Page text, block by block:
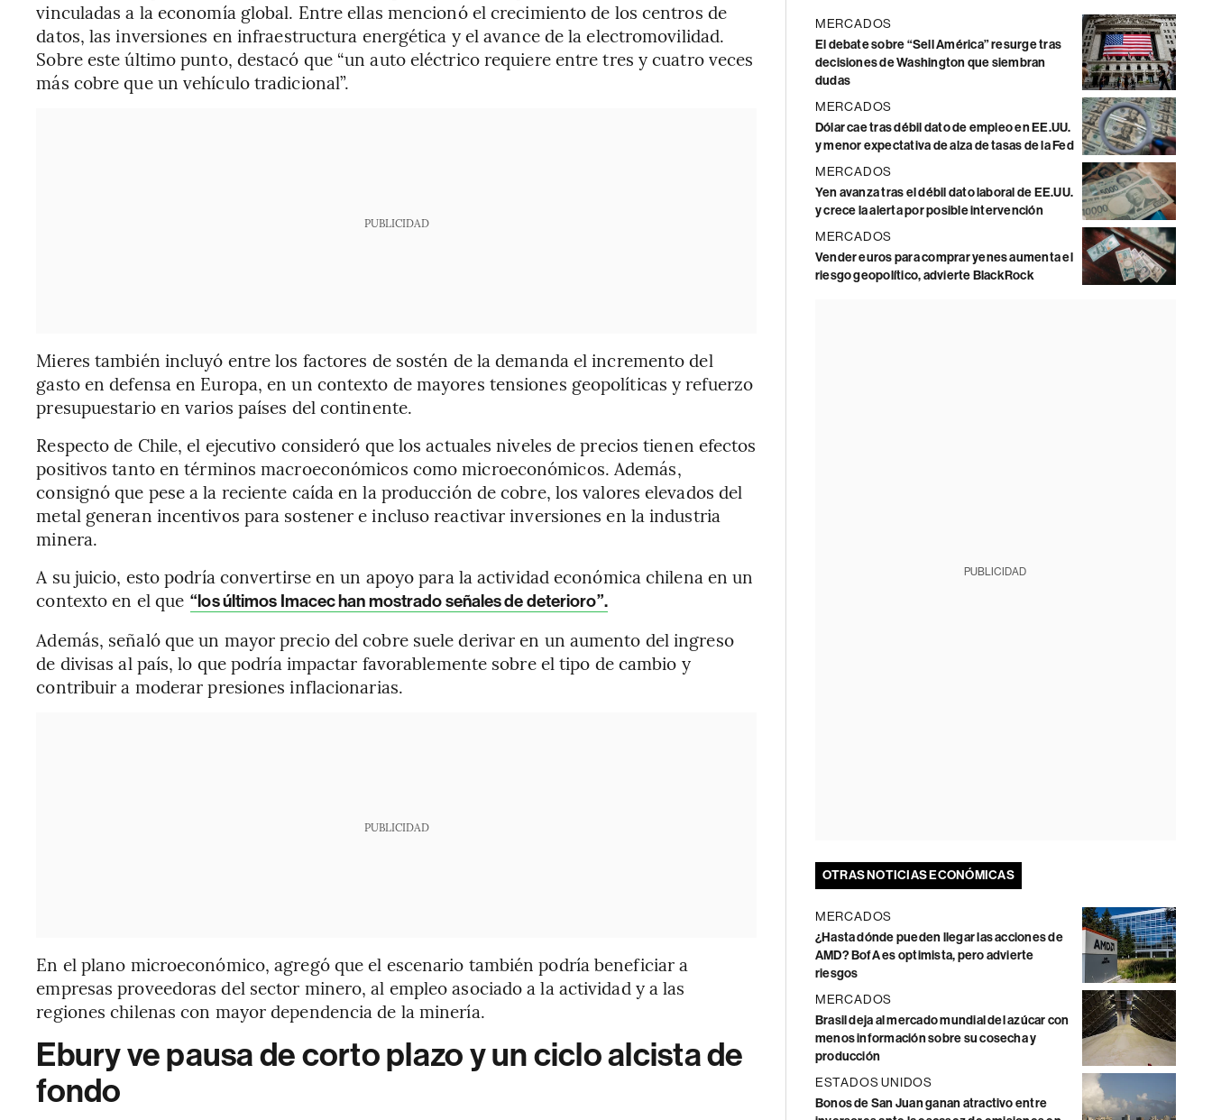
vinculadas a la economía global. Entre ellas mencionó el crecimiento de los centros de
datos, las inversiones en infraestructura energética y el avance de la electromovilidad.
Sobre este último punto, destacó que “un auto eléctrico requiere entre tres y cuatro veces
más cobre que un vehículo tradicional”.
PUBLICIDAD
Mieres también incluyó entre los factores de sostén de la demanda el incremento del
gasto en defensa en Europa, en un contexto de mayores tensiones geopolíticas y refuerzo
presupuestario en varios países del continente.
Respecto de Chile, el ejecutivo consideró que los actuales niveles de precios tienen efectos
positivos tanto en términos macroeconómicos como microeconómicos. Además,
consignó que pese a la reciente caída en la producción de cobre, los valores elevados del
metal generan incentivos para sostener e incluso reactivar inversiones en la industria
minera.
A su juicio, esto podría convertirse en un apoyo para la actividad económica chilena en un
contexto en el que “los últimos Imacec han mostrado señales de deterioro”.
Además, señaló que un mayor precio del cobre suele derivar en un aumento del ingreso
de divisas al país, lo que podría impactar favorablemente sobre el tipo de cambio y
contribuir a moderar presiones inflacionarias.
PUBLICIDAD
En el plano microeconómico, agregó que el escenario también podría beneficiar a
empresas proveedoras del sector minero, al empleo asociado a la actividad y a las
regiones chilenas con mayor dependencia de la minería.
Ebury ve pausa de corto plazo y un ciclo alcista de
fondo
MERCADOS
El debate sobre “Sell América” resurge tras
decisiones de Washington que siembran
dudas
MERCADOS
Dólar cae tras débil dato de empleo en EE.UU.
y menor expectativa de alza de tasas de la Fed
MERCADOS
Yen avanza tras el débil dato laboral de EE.UU.
y crece la alerta por posible intervención
MERCADOS
Vender euros para comprar yenes aumenta el
riesgo geopolítico, advierte BlackRock
PUBLICIDAD
OTRAS NOTICIAS ECONÓMICAS
MERCADOS
¿Hasta dónde pueden llegar las acciones de
AMD? BofA es optimista, pero advierte
riesgos
MERCADOS
Brasil deja al mercado mundial del azúcar con
menos información sobre su cosecha y
producción
ESTADOS UNIDOS
Bonos de San Juan ganan atractivo entre